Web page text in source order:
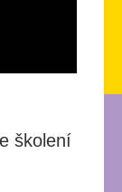
školení